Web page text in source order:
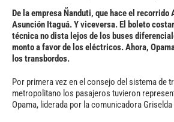
De la empresa Ñanduti, que hace el recorrido
Asunción Itaguá. Y viceversa. El boleto
técnica no dista lejos de los buses
monto a favor de los eléctricos. Ahora,
los transbordos.
Por primera vez en el consejo del sistema de
metropolitano los pasajeros tuvieron
Opama, liderada por la comunicadora